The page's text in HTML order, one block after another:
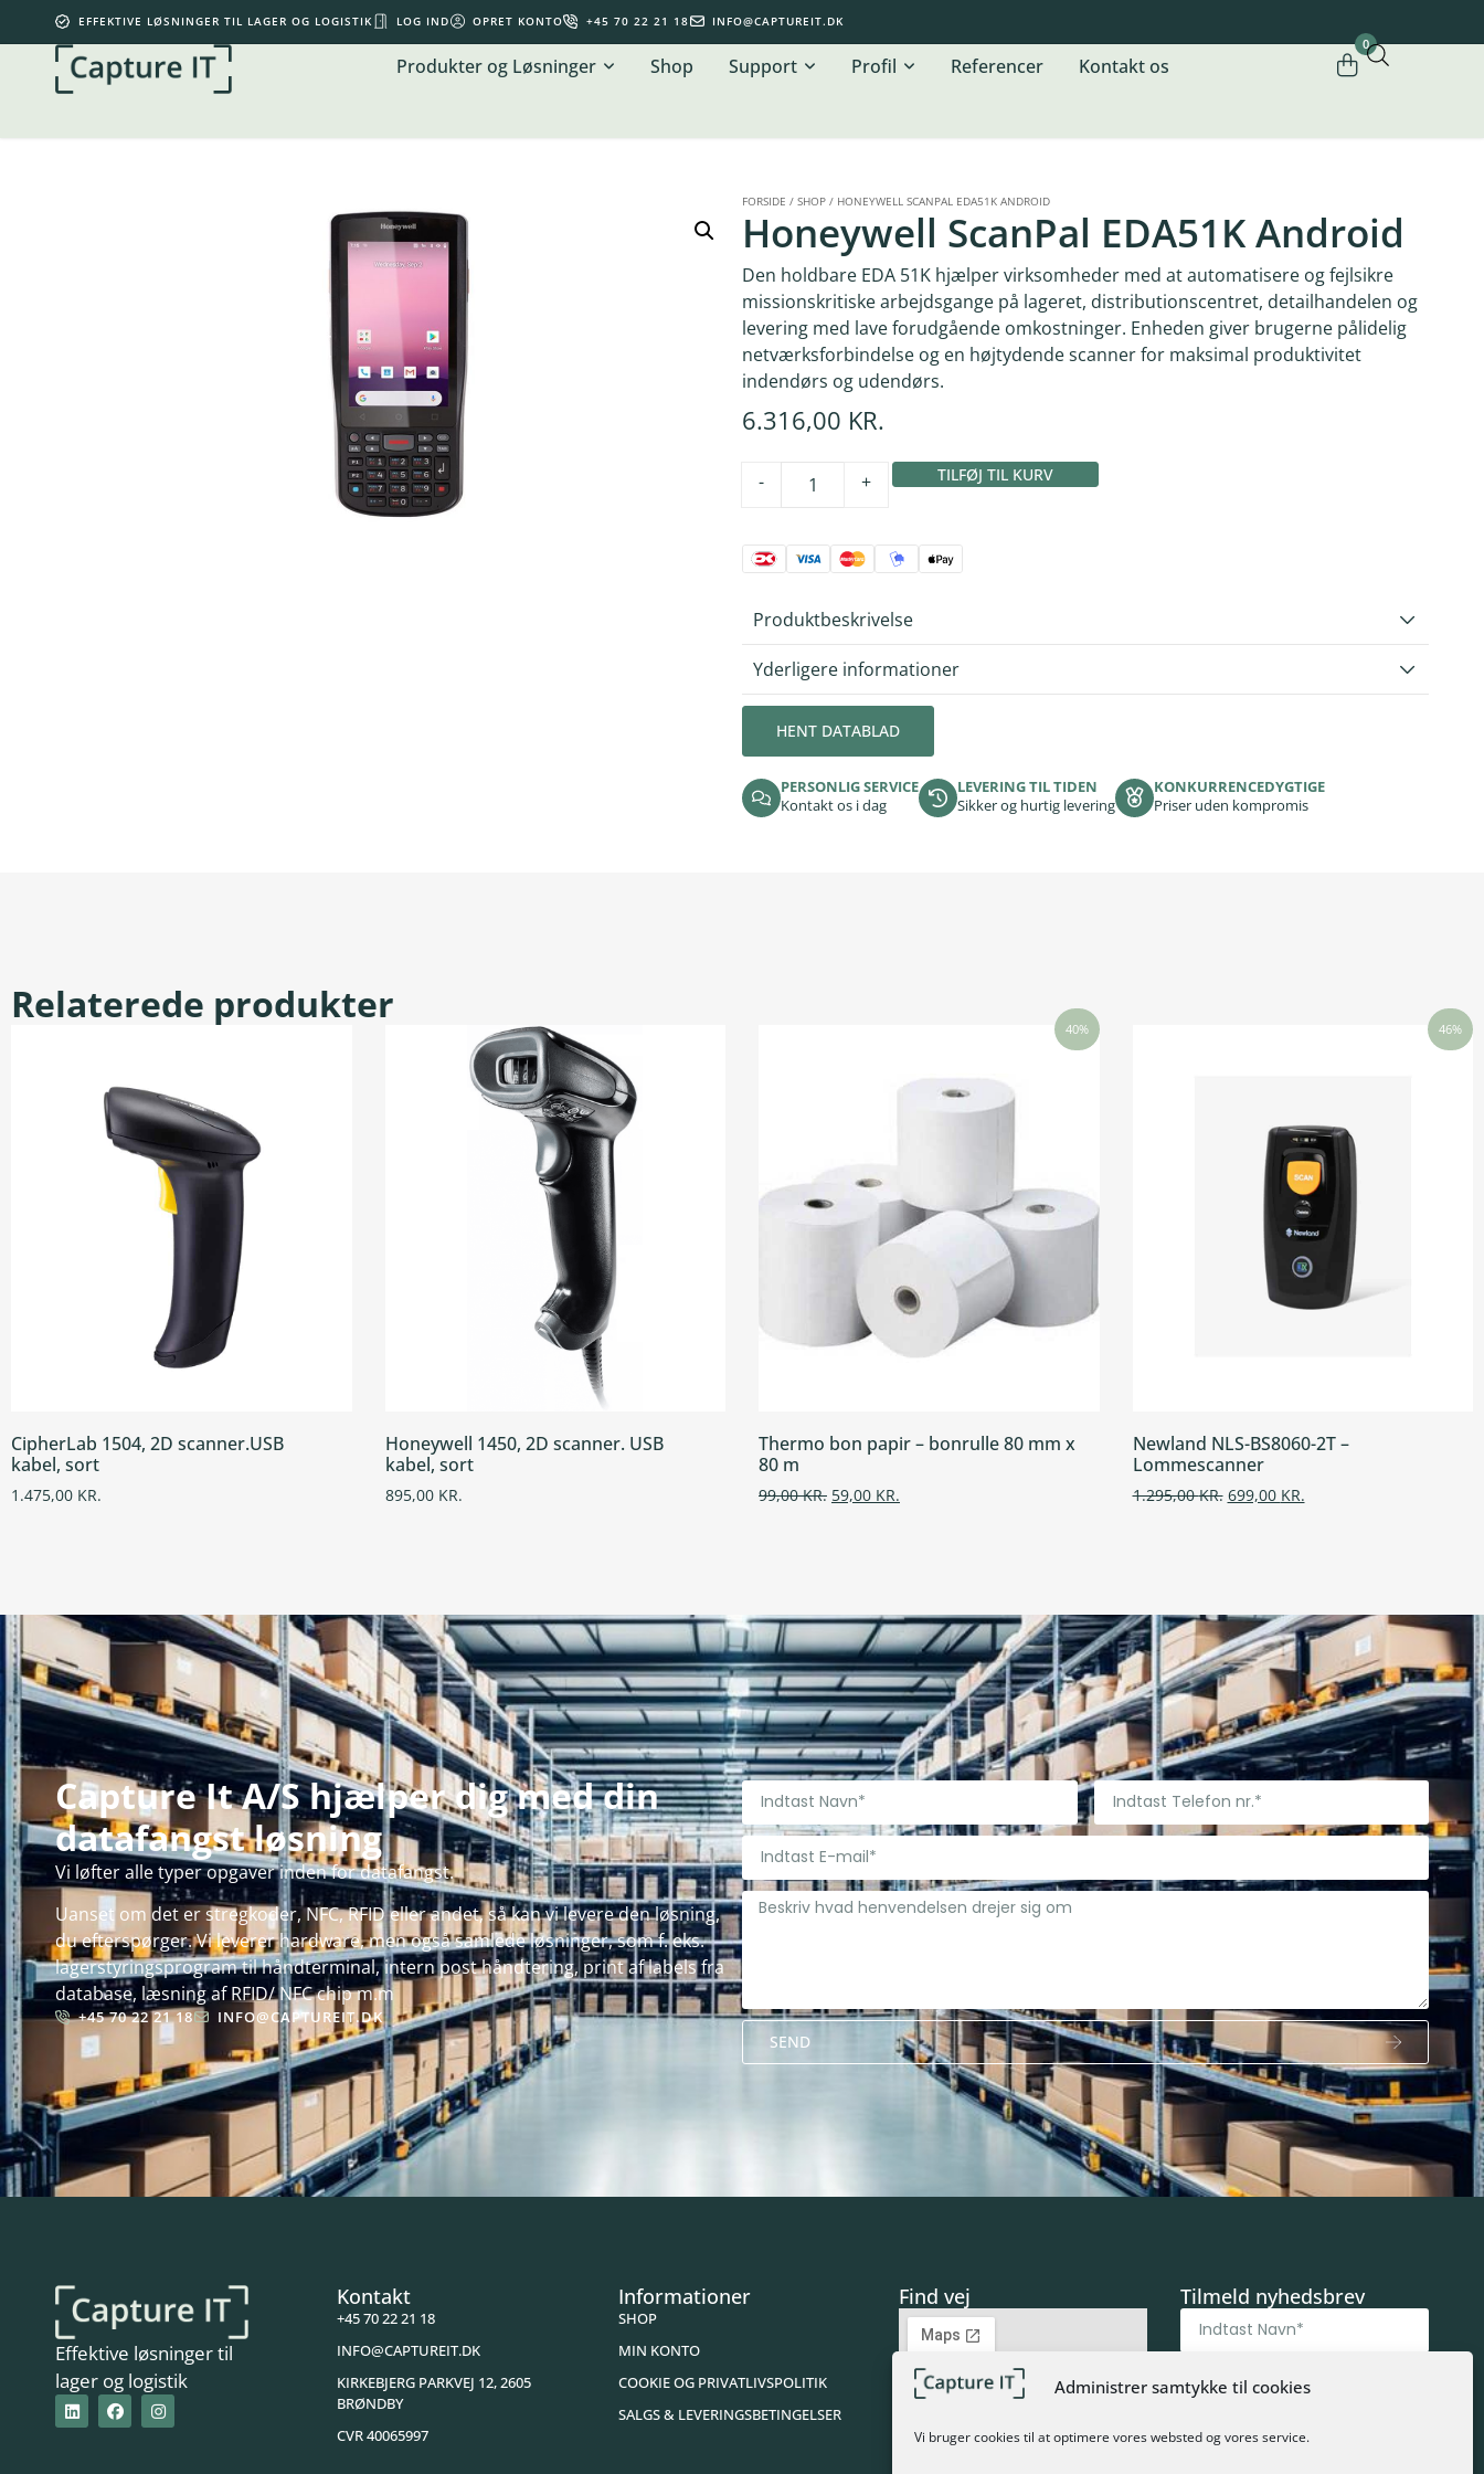
Administrer samtykke til cookies
Vi bruger cookies til at optimere vores websted og vores service.
EFFEKTIVE LØSNINGER TIL LAGER OG LOGISTIK LOG IND OPRET KONTO +45 70 22 21 18 INFO@CAPTUREIT.DK
Produkter og Løsninger Shop Support Profil Referencer Kontakt os
0
FORSIDE / SHOP / HONEYWELL SCANPAL EDA51K ANDROID
Honeywell ScanPal EDA51K Android
Den holdbare EDA 51K hjælper virksomheder med at automatisere og fejlsikre
missionskritiske arbejdsgange på lageret, distributionscentret, detailhandelen og
levering med lave forudgående omkostninger. Enheden giver brugerne pålidelig
netværksforbindelse og en højtydende scanner for maksimal produktivitet
indendørs og udendørs.
6.316,00 KR.
- + TILFØJ TIL KURV
Produktbeskrivelse
Yderligere informationer
HENT DATABLAD
PERSONLIG SERVICE
Kontakt os i dag
LEVERING TIL TIDEN
Sikker og hurtig levering
KONKURRENCEDYGTIGE
Priser uden kompromis
Relaterede produkter
CipherLab 1504, 2D scanner.USB
kabel, sort
1.475,00 KR.
Honeywell 1450, 2D scanner. USB
kabel, sort
895,00 KR.
40%
Thermo bon papir – bonrulle 80 mm x
80 m
99,00KR. 59,00 KR.
46%
Newland NLS-BS8060-2T –
Lommescanner
1.295,00KR. 699,00 KR.
Capture It A/S hjælper dig med din
datafangst løsning
Vi løfter alle typer opgaver inden for datafangst.
Uanset om det er stregkoder, NFC, RFID eller andet, så kan vi levere den løsning,
du efterspørger. Vi leverer hardware, men også samlede løsninger, som f. eks.
lagerstyringsprogram til håndterminal, intern post håndtering, print af labels fra
database, læsning af RFID/ NFC chip m.m
+45 70 22 21 18 INFO@CAPTUREIT.DK
SEND
Effektive løsninger til
lager og logistik
Kontakt
+45 70 22 21 18
INFO@CAPTUREIT.DK
KIRKEBJERG PARKVEJ 12, 2605
BRØNDBY
CVR 40065997
Informationer
SHOP
MIN KONTO
COOKIE OG PRIVATLIVSPOLITIK
SALGS & LEVERINGSBETINGELSER
Find vej Tilmeld nyhedsbrev
TILMELD NYHEDSBREV